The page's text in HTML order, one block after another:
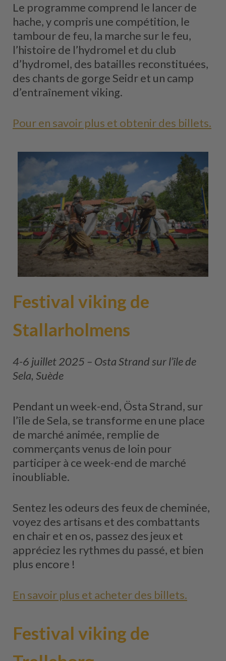
Le programme comprend le lancer de
hache, y compris une compétition, le
tambour de feu, la marche sur le feu,
l’histoire de l’hydromel et du club
d’hydromel, des batailles reconstituées,
des chants de gorge Seidr et un camp
d’entraînement viking.
Pour en savoir plus et obtenir des billets.
Festival viking de
Stallarholmens
4-6 juillet 2025 – Osta Strand sur l’île de
Sela, Suède
Pendant un week-end, Östa Strand, sur
l’île de Sela, se transforme en une place
de marché animée, remplie de
commerçants venus de loin pour
participer à ce week-end de marché
inoubliable.
Sentez les odeurs des feux de cheminée,
voyez des artisans et des combattants
en chair et en os, passez des jeux et
appréciez les rythmes du passé, et bien
plus encore !
En savoir plus et acheter des billets.
Festival viking de